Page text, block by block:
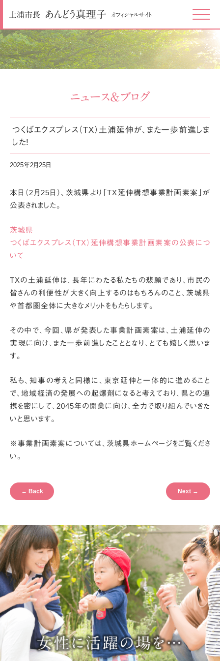
土浦市長 あんどう真理子 オフィシャルサイト Click
ニュース＆ブログ
つくばエクスプレス（TX）土浦延伸が、また一歩前進しま
した!
2025年2月25日
本日（2月25日）、茨城県より「TX延伸構想事業計画素案」が
公表されました。
茨城県
つくばエクスプレス（TX）延伸構想事業計画素案の公表につ
いて
TXの土浦延伸は、長年にわたる私たちの悲願であり、市民の
皆さんの利便性が大きく向上するのはもちろんのこと、 茨城県
や首都圏全体に大きなメリットをもたらします。
その中で、今回、県が発表した事業計画素案は、 土浦延伸の
実現に向け、また一歩前進したこととなり、とても嬉しく思いま
す。
私も、知事の考えと同様に、東京延伸と一体的に進めること
で、 地域経済の発展への起爆剤になると考えており、県との連
携を密にして、 2045年の開業に向け、全力で取り組んでいきた
いと思います。
※事業計画素案については、茨城県ホームページをご覧くださ
い。
← Back Next →